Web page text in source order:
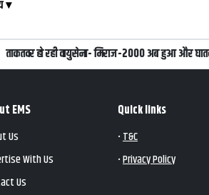
▾
ताकतवर हो रही वायुसेना- मिराज-2000 अब हुआ और घातक
EMS
Us
With Us
Us
Quick links
•T&C
•Privacy Policy